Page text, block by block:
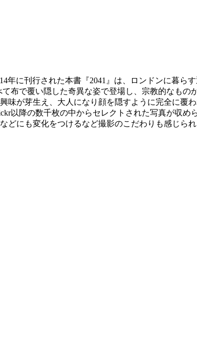
年に刊行された本書『2041』は、ロンドンに暮ら
布で覆い隠した奇異な姿で登場し、宗教的なも
味が芽生え、大人になり顔を隠すように完全に覆
以降の数千枚の中からセレクトされた写真が収
どにも変化をつけるなど撮影のこだわりも感じら